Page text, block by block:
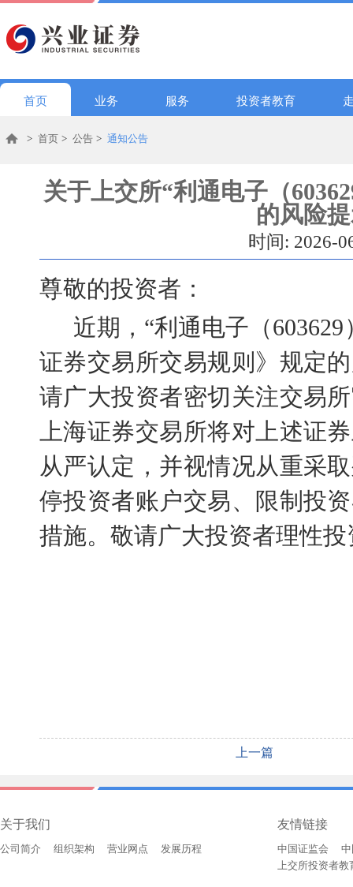
首页 业务 服务 投资者教育
> 首页 > 公告 > 通知公告
关于上交所“利通电子（
的风险
时间: 2026-
尊敬的投资者：
近期， “利通电子（
证券交易所交易规则》规定
请广大投资者密切关注交易
上海证券交易所将对上述证
从严认定，并视情况从重采
停投资者账户交易、限制投
措施。敬请广大投资者理性
上一篇
关于我们
公司简介 组织架构 营业网点 发展历程
友情链接
中国证监会
上交所投资者教